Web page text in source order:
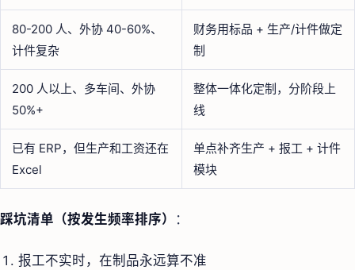
80-200 人、外协 40-60%、
计件复杂
财务用标品 + 生产/计件做定
制
200 人以上、多车间、外协
50%+
整体一体化定制，分阶段上
线
已有 ERP，但生产和工资还在
Excel
单点补齐生产 + 报工 + 计件
模块
踩坑清单（按发生频率排序） ：
报工不实时，在制品永远算不准